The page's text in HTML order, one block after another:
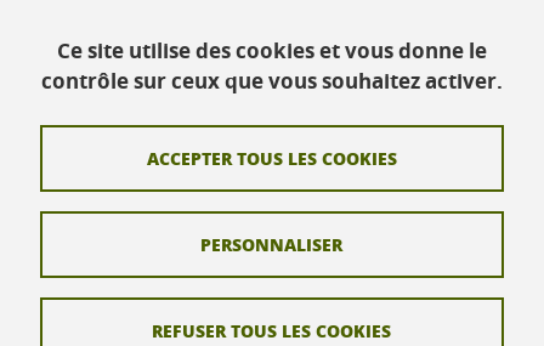
iuga.cermosem@univ-grenoble-alpes.fr
Crédits
Ce site utilise des cookies et vous donne le
contrôle sur ceux que vous souhaitez activer.
ACCEPTER TOUS LES COOKIES
REFUSER TOUS LES COOKIES
PERSONNALISER